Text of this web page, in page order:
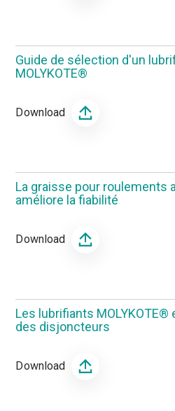
Guide de sélection d'un
MOLYKOTE®
Download
La graisse pour roulements
améliore la fiabilité
Download
Les lubrifiants
des disjoncteurs
Download